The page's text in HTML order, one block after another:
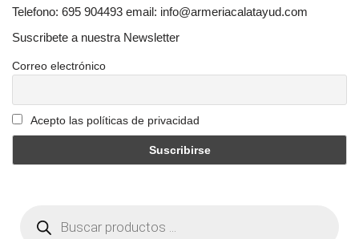
Telefono: 695 904493 email: info@armeriacalatayud.com
Suscribete a nuestra Newsletter
Correo electrónico
Acepto las políticas de privacidad